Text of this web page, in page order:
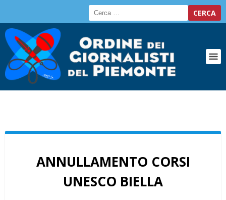
ANNULLAMENTO CORSI
UNESCO BIELLA